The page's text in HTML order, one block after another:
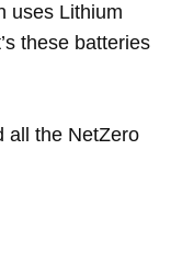
uses Lithium
these batteries
all the NetZero